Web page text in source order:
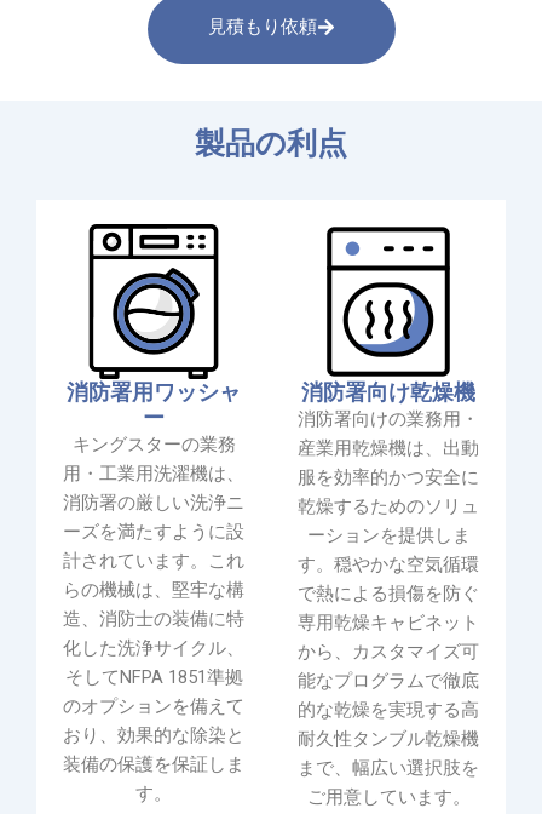
見積もり依頼
製品の利点
消防署用ワッシャ
ー
キングスターの業務
用・工業用洗濯機は、
消防署の厳しい洗浄ニ
ーズを満たすように設
計されています。これ
らの機械は、堅牢な構
造、消防士の装備に特
化した洗浄サイクル、
そしてNFPA 1851準拠
のオプションを備えて
おり、効果的な除染と
装備の保護を保証しま
す。
消防署向け乾燥機
消防署向けの業務用・
産業用乾燥機は、出動
服を効率的かつ安全に
乾燥するためのソリュ
ーションを提供しま
す。穏やかな空気循環
で熱による損傷を防ぐ
専用乾燥キャビネット
から、カスタマイズ可
能なプログラムで徹底
的な乾燥を実現する高
耐久性タンブル乾燥機
まで、幅広い選択肢を
ご用意しています。